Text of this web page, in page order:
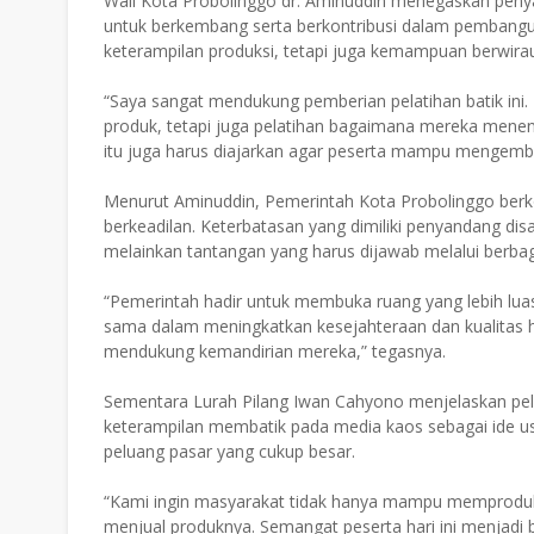
untuk berkembang serta berkontribusi dalam
keterampilan produksi, tetapi juga kemampuan
“Saya sangat mendukung pemberian pelatihan batik
produk, tetapi juga pelatihan bagaimana mereka
itu juga harus diajarkan agar peserta mampu
Menurut Aminuddin, Pemerintah Kota Probolinggo
berkeadilan. Keterbatasan yang dimiliki penyandang
melainkan tantangan yang harus dijawab melalui
“Pemerintah hadir untuk membuka ruang yang lebih
sama dalam meningkatkan kesejahteraan dan
mendukung kemandirian mereka,” tegasnya.
Sementara Lurah Pilang Iwan Cahyono menjelaskan
keterampilan membatik pada media kaos sebagai ide
peluang pasar yang cukup besar.
“Kami ingin masyarakat tidak hanya mampu
menjual produknya. Semangat peserta hari ini